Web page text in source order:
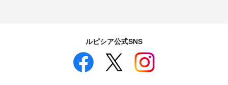
ルピシア公式SNS